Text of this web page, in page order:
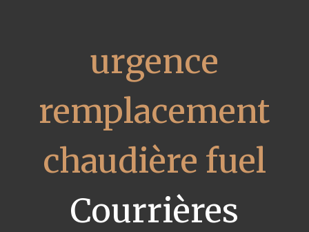
urgence
remplacement
chaudière fuel
Courrières